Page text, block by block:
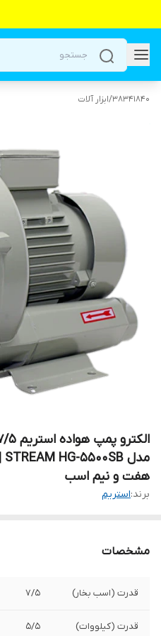
38341840
/ابزار آلات
هفت و نیم اسب
برند:استریم
مشخصات
قدرت (اسب بخار) ۷/۵
قدرت (کیلووات) ۵/۵